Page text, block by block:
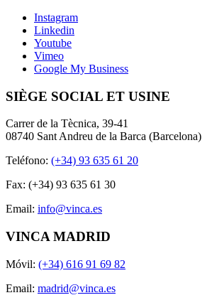
Instagram
Linkedin
Youtube
Vimeo
Google My Business
SIÈGE SOCIAL ET USINE
Carrer de la Tècnica, 39-41
08740 Sant Andreu de la Barca (Barcelona)
Teléfono: (+34) 93 635 61 20
Fax: (+34) 93 635 61 30
Email: info@vinca.es
VINCA MADRID
Móvil: (+34) 616 91 69 82
Email: madrid@vinca.es